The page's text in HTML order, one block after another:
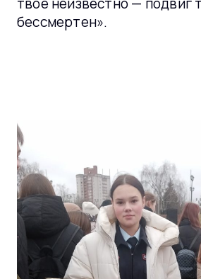
твоё неизвестно — подвиг
бессмертен».